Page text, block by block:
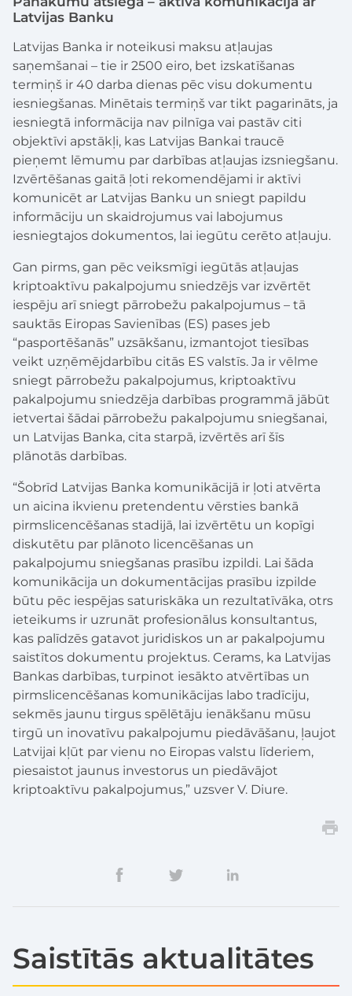
Latvijas Banku
Latvijas Banka ir noteikusi maksu atļaujas
saņemšanai – tie ir 2500 eiro, bet izskatīšanas
termiņš ir 40 darba dienas pēc visu dokumentu
iesniegšanas. Minētais termiņš var tikt pagarināts, ja
iesniegtā informācija nav pilnīga vai pastāv citi
objektīvi apstākļi, kas Latvijas Bankai traucē
pieņemt lēmumu par darbības atļaujas izsniegšanu.
Izvērtēšanas gaitā ļoti rekomendējami ir aktīvi
komunicēt ar Latvijas Banku un sniegt papildu
informāciju un skaidrojumus vai labojumus
iesniegtajos dokumentos, lai iegūtu cerēto atļauju.
Gan pirms, gan pēc veiksmīgi iegūtās atļaujas
kriptoaktīvu pakalpojumu sniedzējs var izvērtēt
iespēju arī sniegt pārrobežu pakalpojumus – tā
sauktās Eiropas Savienības (ES) pases jeb
“pasportēšanās” uzsākšanu, izmantojot tiesības
veikt uzņēmējdarbību citās ES valstīs. Ja ir vēlme
sniegt pārrobežu pakalpojumus, kriptoaktīvu
pakalpojumu sniedzēja darbības programmā jābūt
ietvertai šādai pārrobežu pakalpojumu sniegšanai,
un Latvijas Banka, cita starpā, izvērtēs arī šīs
plānotās darbības.
“Šobrīd Latvijas Banka komunikācijā ir ļoti atvērta
un aicina ikvienu pretendentu vērsties bankā
pirmslicencēšanas stadijā, lai izvērtētu un kopīgi
diskutētu par plānoto licencēšanas un
pakalpojumu sniegšanas prasību izpildi. Lai šāda
komunikācija un dokumentācijas prasību izpilde
būtu pēc iespējas saturiskāka un rezultatīvāka, otrs
ieteikums ir uzrunāt profesionālus konsultantus,
kas palīdzēs gatavot juridiskos un ar pakalpojumu
saistītos dokumentu projektus. Cerams, ka Latvijas
Bankas darbības, turpinot iesākto atvērtības un
pirmslicencēšanas komunikācijas labo tradīciju,
sekmēs jaunu tirgus spēlētāju ienākšanu mūsu
tirgū un inovatīvu pakalpojumu piedāvāšanu, ļaujot
Latvijai kļūt par vienu no Eiropas valstu līderiem,
piesaistot jaunus investorus un piedāvājot
kriptoaktīvu pakalpojumus,” uzsver V. Diure.
Saistītās aktualitātes